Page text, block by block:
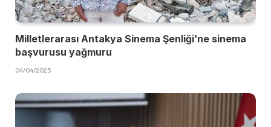
Milletlerarası Antakya Sinema Şenliği’ne sinema
başvurusu yağmuru
04/04/2025